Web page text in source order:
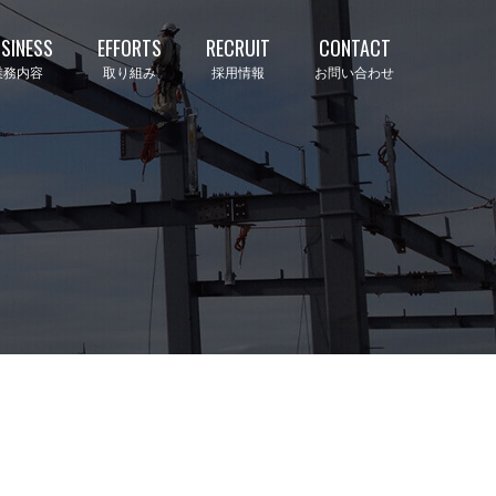
務内容
EFFORTS
取り組み
RECRUIT
採用情報
CONTACT
お問い合わせ